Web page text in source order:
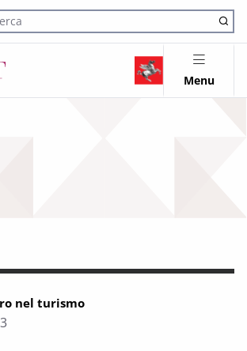
nel sito
Menu
nel turismo